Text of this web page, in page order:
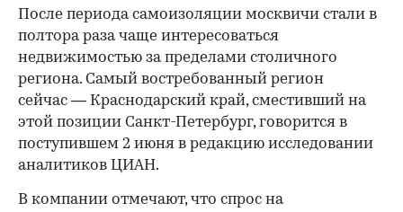
После периода самоизоляции москвичи стали в
полтора раза чаще интересоваться
недвижимостью за пределами столичного
региона. Самый востребованный регион
сейчас — Краснодарский край, сместивший на
этой позиции Санкт-Петербург, говорится в
поступившем 2 июня в редакцию исследовании
аналитиков ЦИАН.
В компании отмечают, что спрос на